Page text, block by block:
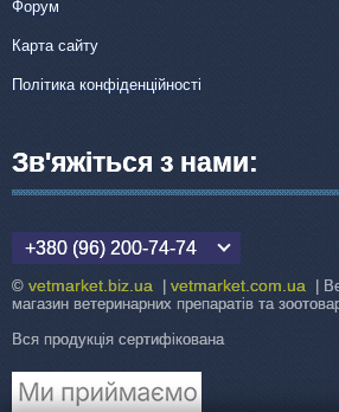
Форум
Карта сайту
Політика конфіденційності
Зв'яжіться з нами:
+380 (96) 200-74-74
© vetmarket.biz.ua vetmarket.com.ua |
магазин ветеринарних препаратів та
Вся продукція сертифікована